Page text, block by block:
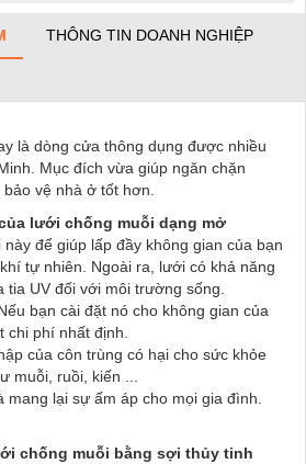
THÔNG TIN DOANH NGHIỆP
là dòng cửa thông dụng được nhiều
Mục đích vừa giúp ngăn chặn
vệ nhà ở tốt hơn.
lưới chống muỗi dạng mở
để giúp lấp đầy không gian của bạn
tự nhiên. Ngoài ra, lưới có khả năng
tia UV đối với môi trường sống.
bạn cài đặt nó cho không gian của
chi phí nhất định.
của côn trùng có hại cho sức khỏe
muỗi, ruồi, kiến ​​...
mang lại sự ấm áp cho mọi gia đình.
chống muỗi bằng sợi thủy tinh